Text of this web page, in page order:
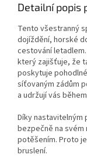
Detailní popis
Tento všestranný
dojíždění, horské
cestování
který zajišťuje, že
poskytuje
síťovaným zádům
a udržují vás
Díky nastavitelným
bezpečně na
potěšením. Proto
bruslení.